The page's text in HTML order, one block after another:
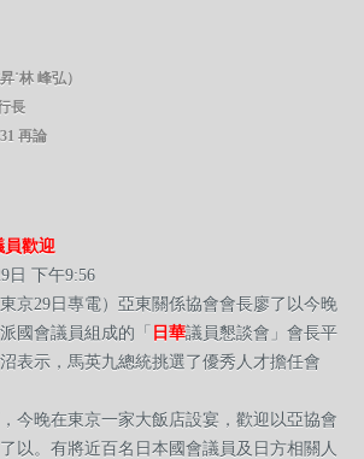
˙林 峰弘）
長
再論
員歡迎
日 下午9:56
京29日專電）亞東關係協會會長廖了以今晚
國會議員組成的「 日華議員懇談會」會長平
表示，馬英九總統挑選了優秀人才擔任會
今晚在東京一家大飯店設宴，歡迎以亞協會
以。有將近百名日本國會議員及日方相關人